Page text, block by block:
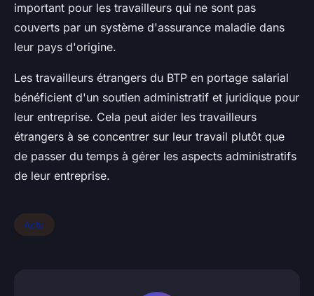
important pour les travailleurs qui ne sont pas
couverts par un système d'assurance maladie dans
leur pays d'origine.
Les travailleurs étrangers du BTP en portage salarial
bénéficient d'un soutien administratif et juridique pour
leur entreprise. Cela peut aider les travailleurs
étrangers à se concentrer sur leur travail plutôt que
de passer du temps à gérer les aspects administratifs
de leur entreprise.
Actu